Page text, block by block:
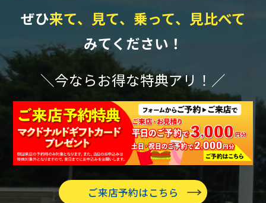
ぜひ来て、見て、乗って、見比べて
みてください！
＼今ならお得な特典アリ！／
ご来店予約はこちら